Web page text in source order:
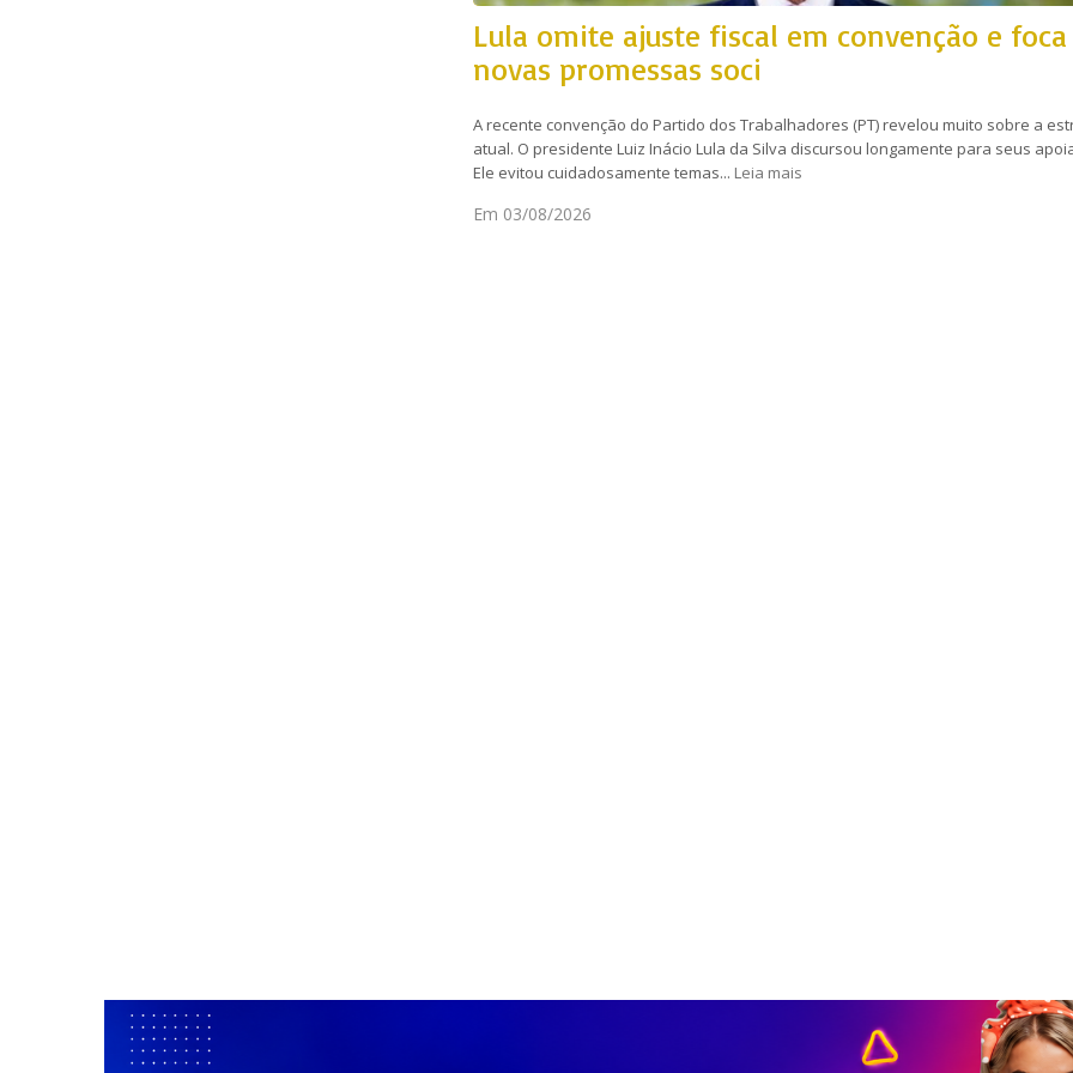
Lula omite ajuste fiscal em convenção e
novas promessas soci
A recente convenção do Partido dos Trabalhadores (PT) revelou muito sobre a
atual. O presidente Luiz Inácio Lula da Silva discursou longamente para seus
Ele evitou cuidadosamente temas... Leia mais
Em 03/08/2026